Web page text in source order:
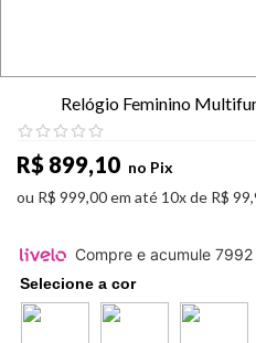
Relógio Feminino
R$ 899,10 no Pix
ou R$ 999,00em até 10x de R$ 99,
Compre e acumule 7992